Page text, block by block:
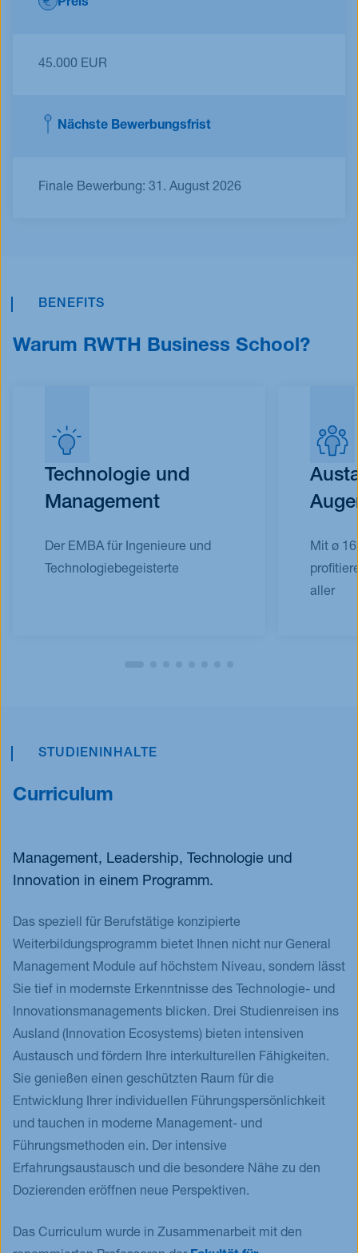
Preis
45.000 EUR
Nächste Bewerbungsfrist
Finale Bewerbung: 31. August 2026
BENEFITS
Warum RWTH Business School?
Technologie und
Management
Der EMBA für Ingenieure und
Technologiebegeisterte
Mit ø
aller
STUDIENINHALTE
Curriculum
Management, Leadership, Technologie und
Innovation in einem Programm.
Das speziell für Berufstätige konzipierte
Weiterbildungsprogramm bietet Ihnen nicht nur General
Management Module auf höchstem Niveau, sondern lässt
Sie tief in modernste Erkenntnisse des Technologie- und
Innovationsmanagements blicken. Drei Studienreisen ins
Ausland (Innovation Ecosystems) bieten intensiven
Austausch und fördern Ihre interkulturellen Fähigkeiten.
Sie genießen einen geschützten Raum für die
Entwicklung Ihrer individuellen Führungspersönlichkeit
und tauchen in moderne Management- und
Führungsmethoden ein. Der intensive
Erfahrungsaustausch und die besondere Nähe zu den
Dozierenden eröffnen neue Perspektiven.
Das Curriculum wurde in Zusammenarbeit mit den